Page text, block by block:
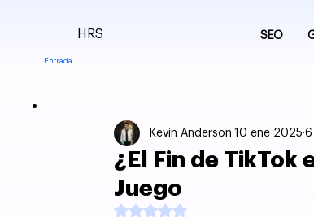
SEO
Entrada
HRS
¿El Fin de TikTok
Juego
Kevin Anderson 10 ene 2025 6
Obtuvo NaN de 5 estrellas.